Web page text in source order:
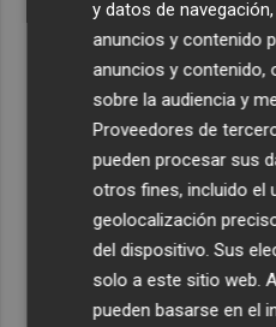
y datos de
anuncios y contenido
anuncios y contenido,
sobre la audiencia y
Proveedores de
pueden procesar sus
otros fines, incluido el
geolocalización
del dispositivo. Sus
solo a este sitio web.
pueden basarse en el